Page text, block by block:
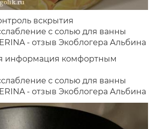
вскрытия
информация комфортным